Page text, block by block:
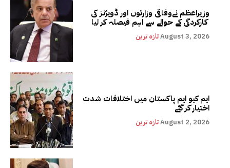
وزیراعظم نےوفاقی وزارتوں اور ڈویژنز کی
کارکردگی کے حوالے سے اہم فیصلہ کر لیا
تازہ ترینAugust 3, 2026
ایم کیو ایم پاکستان میں اختلافات شدت
اختیار کر گئے
تازہ ترینAugust 2, 2026